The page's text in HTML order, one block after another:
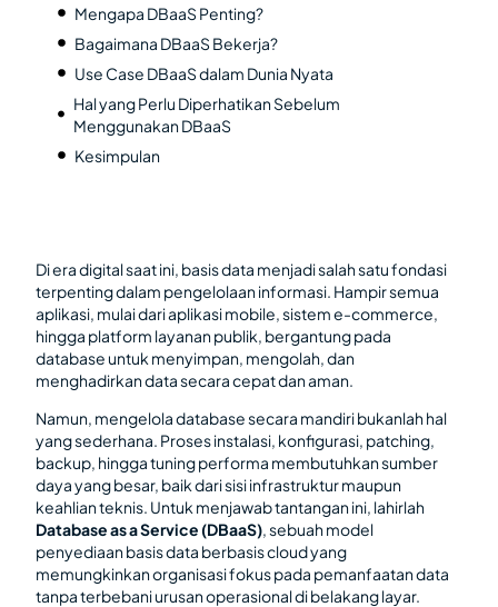
Mengapa DBaaS Penting?
Bagaimana DBaaS Bekerja?
Use Case DBaaS dalam Dunia Nyata
Hal yang Perlu Diperhatikan Sebelum
Menggunakan DBaaS
Kesimpulan
Di era digital saat ini, basis data menjadi salah satu fondasi
terpenting dalam pengelolaan informasi. Hampir semua
aplikasi, mulai dari aplikasi mobile, sistem e-commerce,
hingga platform layanan publik, bergantung pada
database untuk menyimpan, mengolah, dan
menghadirkan data secara cepat dan aman.
Namun, mengelola database secara mandiri bukanlah hal
yang sederhana. Proses instalasi, konfigurasi, patching,
backup, hingga tuning performa membutuhkan sumber
daya yang besar, baik dari sisi infrastruktur maupun
keahlian teknis. Untuk menjawab tantangan ini, lahirlah
Database as a Service (DBaaS) , sebuah model
penyediaan basis data berbasis cloud yang
memungkinkan organisasi fokus pada pemanfaatan data
tanpa terbebani urusan operasional di belakang layar.